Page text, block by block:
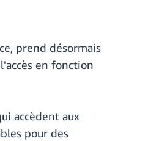
prend désormais
en fonction
accèdent aux
pour des